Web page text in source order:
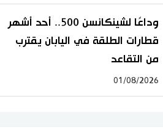
وداعًا لشينكانسن 500.. أحد أشهر
قطارات الطلقة في اليابان يقترب
من التقاعد
01/08/2026